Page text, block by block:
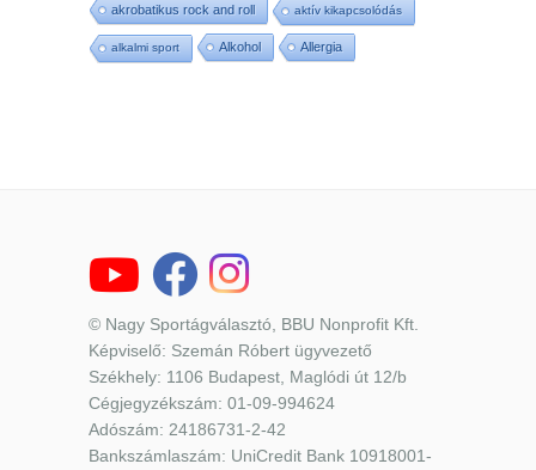
akrobatikus rock and roll aktív kikapcsolódás
alkalmi sport Alkohol Allergia
© Nagy Sportágválasztó, BBU Nonprofit Kft.
Képviselő: Szemán Róbert ügyvezető
Székhely: 1106 Budapest, Maglódi út 12/b
Cégjegyzékszám: 01-09-994624
Adószám: 24186731-2-42
Bankszámlaszám: UniCredit Bank 10918001-